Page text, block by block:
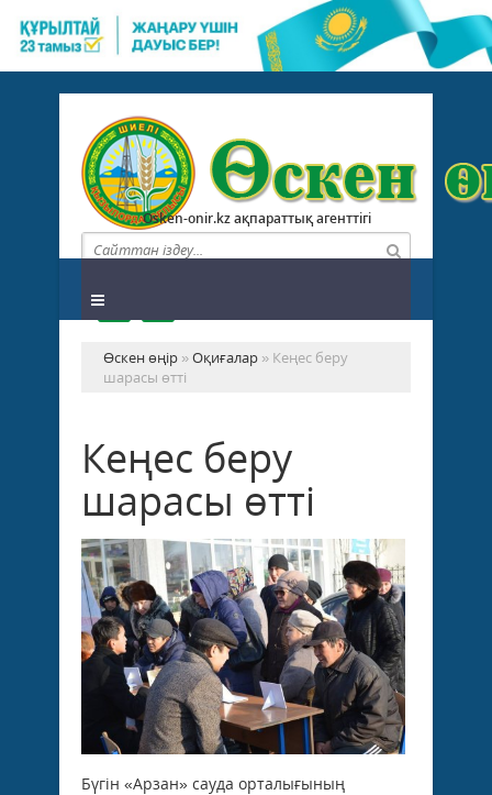
Osken-onir.kz ақпараттық агенттігі
Өскен өңір »Оқиғалар » Кеңес беру
шарасы өтті
Кеңес беру
шарасы өтті
Бүгін «Арзан» сауда орталығының